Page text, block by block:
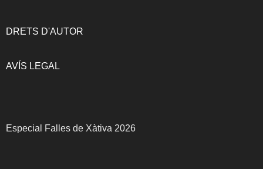
DRETS D'AUTOR
AVÍS LEGAL
Especial Falles de Xàtiva 2026